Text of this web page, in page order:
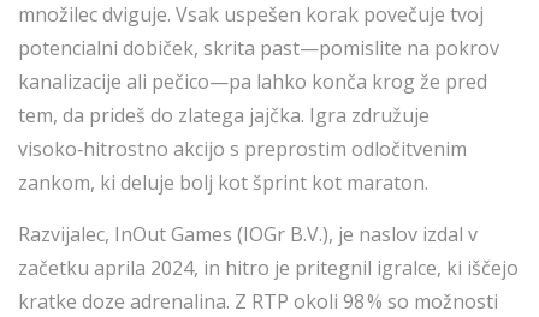
množilec dviguje. Vsak uspešen korak povečuje tvoj
potencialni dobiček, skrita past—pomislite na pokrov
kanalizacije ali pečico—pa lahko konča krog že pred
tem, da prideš do zlatega jajčka. Igra združuje
visoko‑hitrostno akcijo s preprostim odločitvenim
zankom, ki deluje bolj kot šprint kot maraton.
Razvijalec, InOut Games (IOGr B.V.), je naslov izdal v
začetku aprila 2024, in hitro je pritegnil igralce, ki iščejo
kratke doze adrenalina. Z RTP okoli 98 % so možnosti